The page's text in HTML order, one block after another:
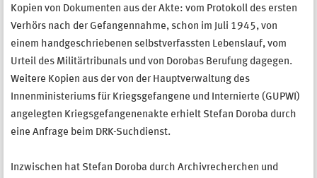
Kopien von Dokumenten aus der Akte: vom Protokoll des ersten
Verhörs nach der Gefangennahme, schon im Juli 1945, von
einem handgeschriebenen selbstverfassten Lebenslauf, vom
Urteil des Militärtribunals und von Dorobas Berufung dagegen.
Weitere Kopien aus der von der Hauptverwaltung des
Innenministeriums für Kriegsgefangene und Internierte (GUPWI)
angelegten Kriegsgefangenenakte erhielt Stefan Doroba durch
eine Anfrage beim DRK-Suchdienst.
Inzwischen hat Stefan Doroba durch Archivrecherchen und